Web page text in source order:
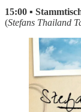
15:00 ▪
(Stefans Thailand